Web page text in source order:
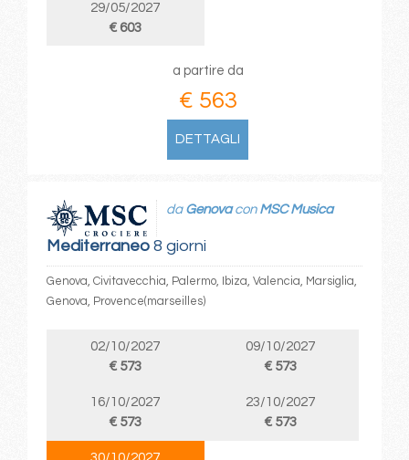
29/05/2027
€ 603
a partire da
€ 563
DETTAGLI
Mediterraneo8 giorni
da Genovacon MSC Musica
Genova, Civitavecchia, Palermo, Ibiza, Valencia, Marsiglia,
Genova, Provence(marseilles)
02/10/2027
€ 573
09/10/2027
€ 573
16/10/2027
€ 573
23/10/2027
€ 573